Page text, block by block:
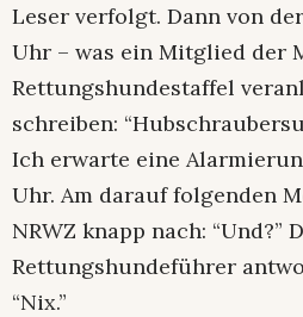
Leser verfolgt. Dann von
Uhr – was ein Mitglied der
Rettungshundestaffel
schreiben:
Ich erwarte eine
Uhr. Am darauf folgenden
NRWZ knapp nach: “Und?”
Rettungshundeführer
“Nix.”